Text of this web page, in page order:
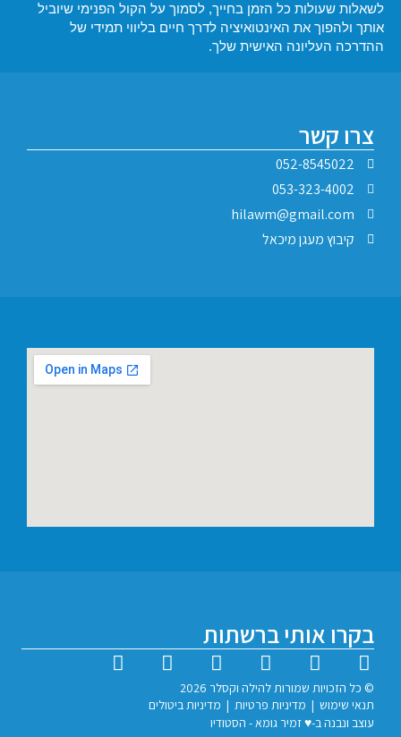
כל הזמן בחייך, לסמוך על הקול הפנימי שיוביל
את האינטואיציה לדרך חיים בליווי תמידי של
האישית שלך.
052-
053-323-
מעגן מיכאל
אותי ברשתות
שמורות להילה וקסלר 2026
|מדיניות פרטיות|מדיניות ביטולים
ב-♥︎ זמיר גומא - הסטודיו